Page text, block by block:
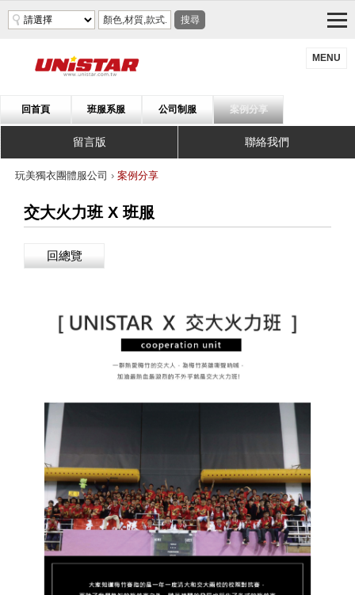
MENU
回首頁 班服系服 公司制服 案例分享
留言版 聯絡我們
搜尋
玩美獨衣團體服公司 › 案例分享
交大火力班 X 班服
回總覽